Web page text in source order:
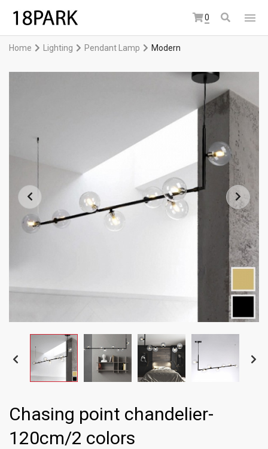
0
Home Lighting Pendant Lamp Modern
Chasing point chandelier-
120cm/2 colors